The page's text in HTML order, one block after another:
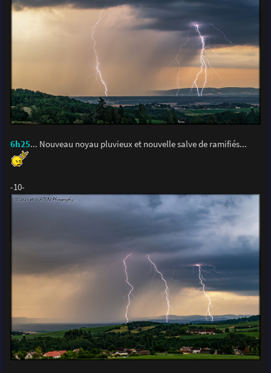
6h25... Nouveau noyau pluvieux et nouvelle salve de ramifiés...
-10-